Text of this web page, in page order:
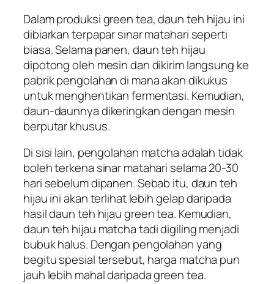
Dalam produksigreen tea, daun teh hijau ini
dibiarkan terpapar sinar matahari seperti
biasa. Selama panen, daun teh hijau
dipotong oleh mesin dan dikirim langsung ke
pabrik pengolahan di mana akan dikukus
untuk menghentikan fermentasi. Kemudian,
daun-daunnya dikeringkan dengan mesin
berputar khusus.
Di sisi lain, pengolahan matchaadalah tidak
boleh terkena sinar matahari selama 20-30
hari sebelum dipanen. Sebab itu, daun teh
hijau ini akan terlihat lebih gelap daripada
hasil daun teh hijaugreen tea. Kemudian,
daun teh hijau matchatadi digiling menjadi
bubuk halus. Dengan pengolahan yang
begitu spesial tersebut, harga matcha pun
jauh lebih mahal daripadagreen tea.